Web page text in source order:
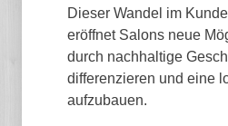
Dieser Wandel im
eröffnet Salons neue
durch nachhaltige
differenzieren und eine
aufzubauen.